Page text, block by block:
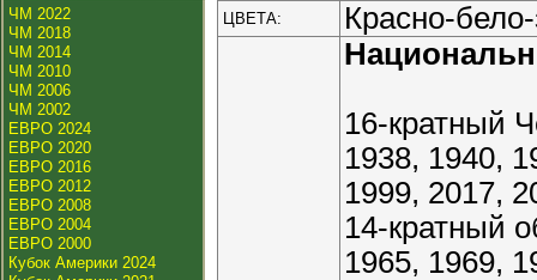
ЧМ 2022
ЧМ 2018
ЧМ 2014
ЧМ 2010
ЧМ 2006
ЧМ 2002
ЕВРО 2024
ЕВРО 2020
ЕВРО 2016
ЕВРО 2012
ЕВРО 2008
ЕВРО 2004
ЕВРО 2000
Кубок Америки 2024
ЦВЕТА: Красно-
16-кратный
1938, 1940,
1999, 2017,
14-кратный
1965, 1969,